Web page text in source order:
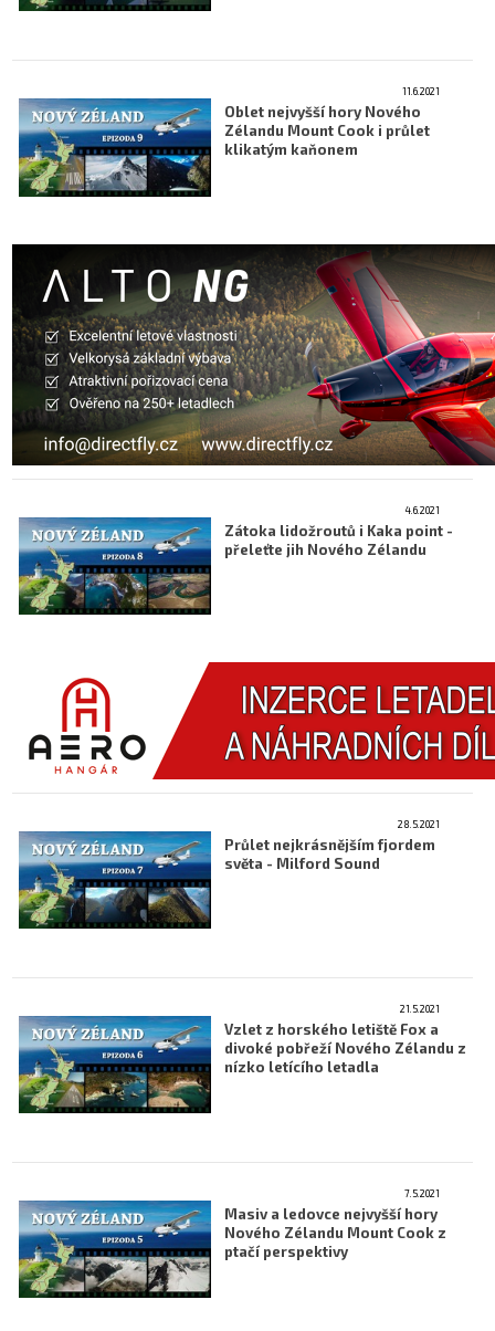
11.6.2021
Oblet nejvyšší hory Nového
Zélandu Mount Cook i průlet
klikatým kaňonem
4.6.2021
Zátoka lidožroutů i Kaka point -
přeleťte jih Nového Zélandu
28.5.2021
Průlet nejkrásnějším fjordem
světa - Milford Sound
21.5.2021
Vzlet z horského letiště Fox a
divoké pobřeží Nového Zélandu z
nízko letícího letadla
7.5.2021
Masiv a ledovce nejvyšší hory
Nového Zélandu Mount Cook z
ptačí perspektivy
Nabídky práce v letectví
Inzerujte s námi
E-SHOP